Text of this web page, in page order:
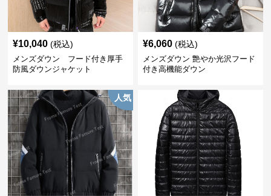
¥10,040 (税込)
メンズダウン フード付き厚手
防風ダウンジャケット
¥6,060 (税込)
メンズダウン 艶やか光沢フード
付き高機能ダウン
人気